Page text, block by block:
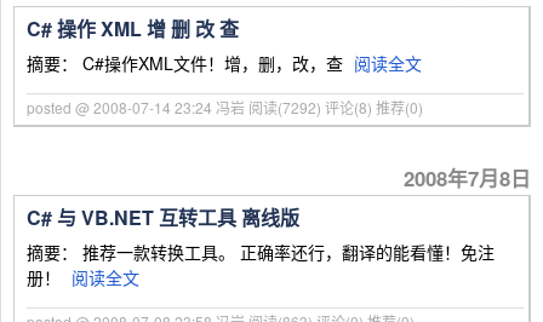
C# 操作 XML 增 删 改 查
摘要： C#操作XML文件！增，删，改，查 阅读全文
posted @ 2008-07-14 23:24 冯岩 阅读(7292) 评论(8) 推荐(0)
2008年7月8日
C# 与 VB.NET 互转工具 离线版
摘要： 推荐一款转换工具。 正确率还行，翻译的能看懂！免注
册！
阅读全文